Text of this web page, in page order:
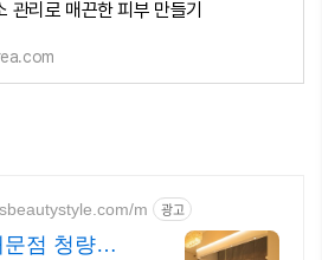
관리로 매끈한 피부 만들기
m 광고
점 청량리